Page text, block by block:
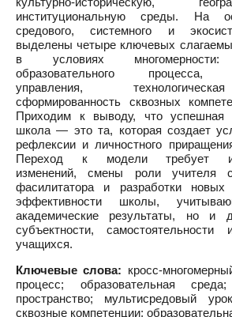
институциональную среды. На
средового, системного и
выделены четыре ключевых
в условиях многомерности:
образовательного процесса,
управления,
сформированность сквозных
Приходим к выводу, что успешная
школа — это та, которая создает
рефлексии и личностного
Переход к модели требует
изменений, смены роли учителя
фасилитатора и разработки новых
эффективности школы,
академические результаты, но и
субъектности, самостоятельности
учащихся.
Ключевые слова: кросс-
процесс; образовательная среда;
пространство; мультисредовый
сквозные компетенции;